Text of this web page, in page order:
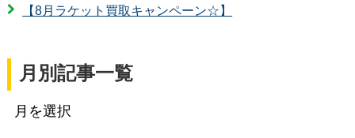
【8月ラケット買取キャンペーン☆】
月別記事一覧